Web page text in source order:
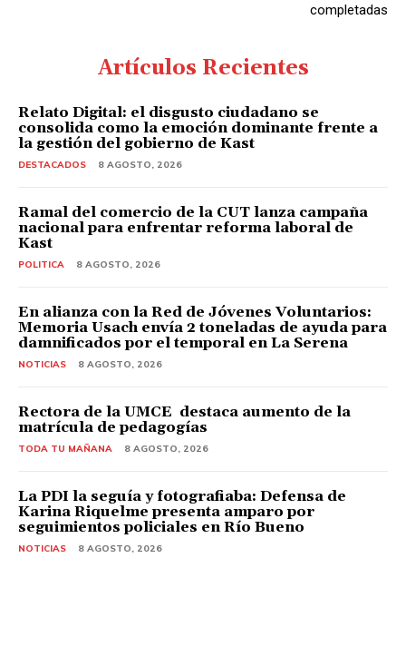
completadas
Artículos Recientes
Relato Digital: el disgusto ciudadano se
consolida como la emoción dominante frente a
la gestión del gobierno de Kast
DESTACADOS 8 AGOSTO, 2026
Ramal del comercio de la CUT lanza campaña
nacional para enfrentar reforma laboral de
Kast
POLITICA 8 AGOSTO, 2026
En alianza con la Red de Jóvenes Voluntarios:
Memoria Usach envía 2 toneladas de ayuda para
damnificados por el temporal en La Serena
NOTICIAS 8 AGOSTO, 2026
Rectora de la UMCE destaca aumento de la
matrícula de pedagogías
TODA TU MAÑANA 8 AGOSTO, 2026
La PDI la seguía y fotografiaba: Defensa de
Karina Riquelme presenta amparo por
seguimientos policiales en Río Bueno
NOTICIAS 8 AGOSTO, 2026